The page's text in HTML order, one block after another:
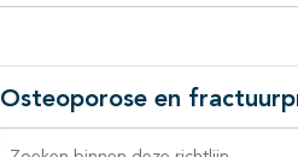
Osteoporose en